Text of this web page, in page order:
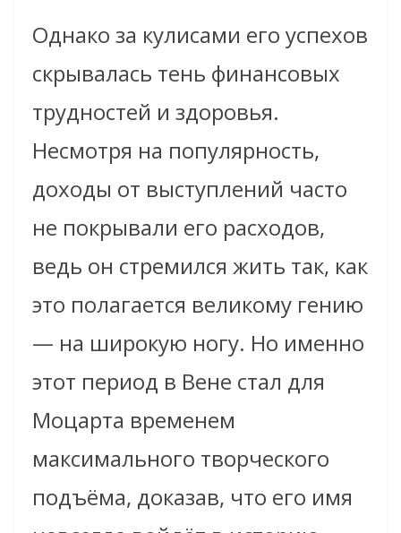
Однако за кулисами его успехов
скрывалась тень финансовых
трудностей и здоровья.
Несмотря на популярность,
доходы от выступлений часто
не покрывали его расходов,
ведь он стремился жить так, как
это полагается великому гению
— на широкую ногу. Но именно
этот период в Вене стал для
Моцарта временем
максимального творческого
подъёма, доказав, что его имя